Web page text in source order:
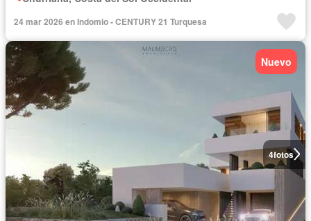
24 mar 2026 en Indomio - CENTURY 21 Turquesa
4fotos
Nuevo